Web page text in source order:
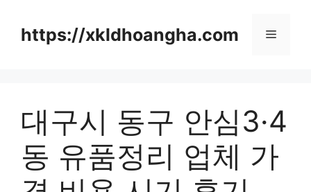
https://xkldhoangha.com 메
대구시 동구 안심3·4
동 유품정리 업체 가